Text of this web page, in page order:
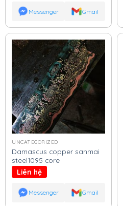
Messenger Gmail
UNCATEGORIZED
Damascus copper sanmai
steel1095 core
Liên hệ
Messenger Gmail